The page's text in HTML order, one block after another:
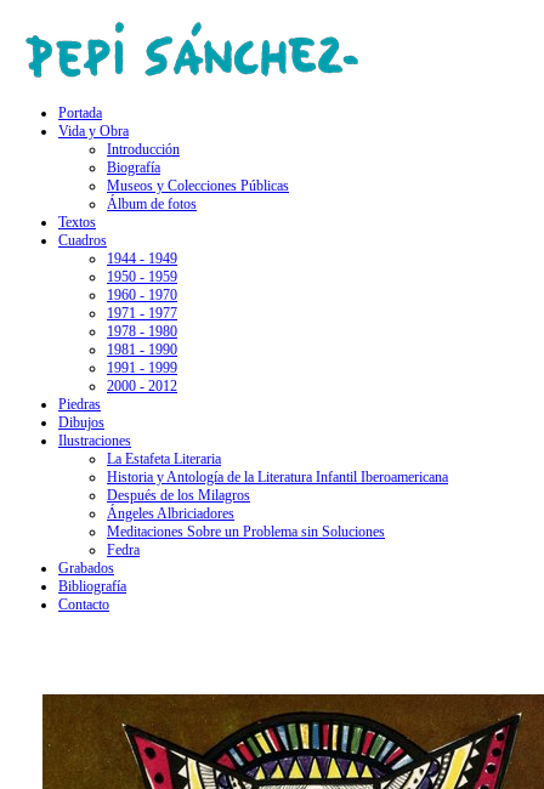
Portada
Vida y Obra
Introducción
Biografía
Museos y Colecciones Públicas
Álbum de fotos
Textos
Cuadros
1944 - 1949
1950 - 1959
1960 - 1970
1971 - 1977
1978 - 1980
1981 - 1990
1991 - 1999
2000 - 2012
Piedras
Dibujos
Ilustraciones
La Estafeta Literaria
Historia y Antología de la Literatura Infantil Iberoamericana
Después de los Milagros
Ángeles Albriciadores
Meditaciones Sobre un Problema sin Soluciones
Fedra
Grabados
Bibliografía
Contacto